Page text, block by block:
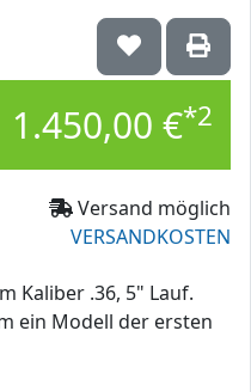
1.450,00 €*2
Versand möglich
VERSANDKOSTEN
Kaliber .36, 5" Lauf.
ein Modell der ersten